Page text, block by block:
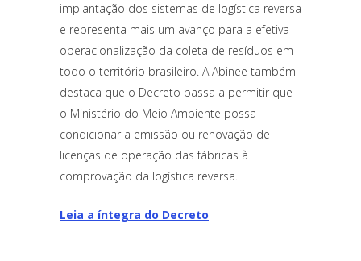
implantação dos sistemas de logística reversa
e representa mais um avanço para a efetiva
operacionalização da coleta de resíduos em
todo o território brasileiro. A Abinee também
destaca que o Decreto passa a permitir que
o Ministério do Meio Ambiente possa
condicionar a emissão ou renovação de
licenças de operação das fábricas à
comprovação da logística reversa.
Leia a íntegra do Decreto